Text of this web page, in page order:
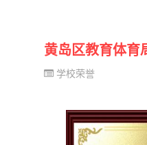
黄岛区教育体育
学校荣誉